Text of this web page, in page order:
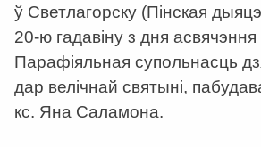
ў Светлагорску (Пінская
20-ю гадавіну з дня
Парафіяльная супольнасць
дар велічнай святыні,
кс. Яна Саламона.